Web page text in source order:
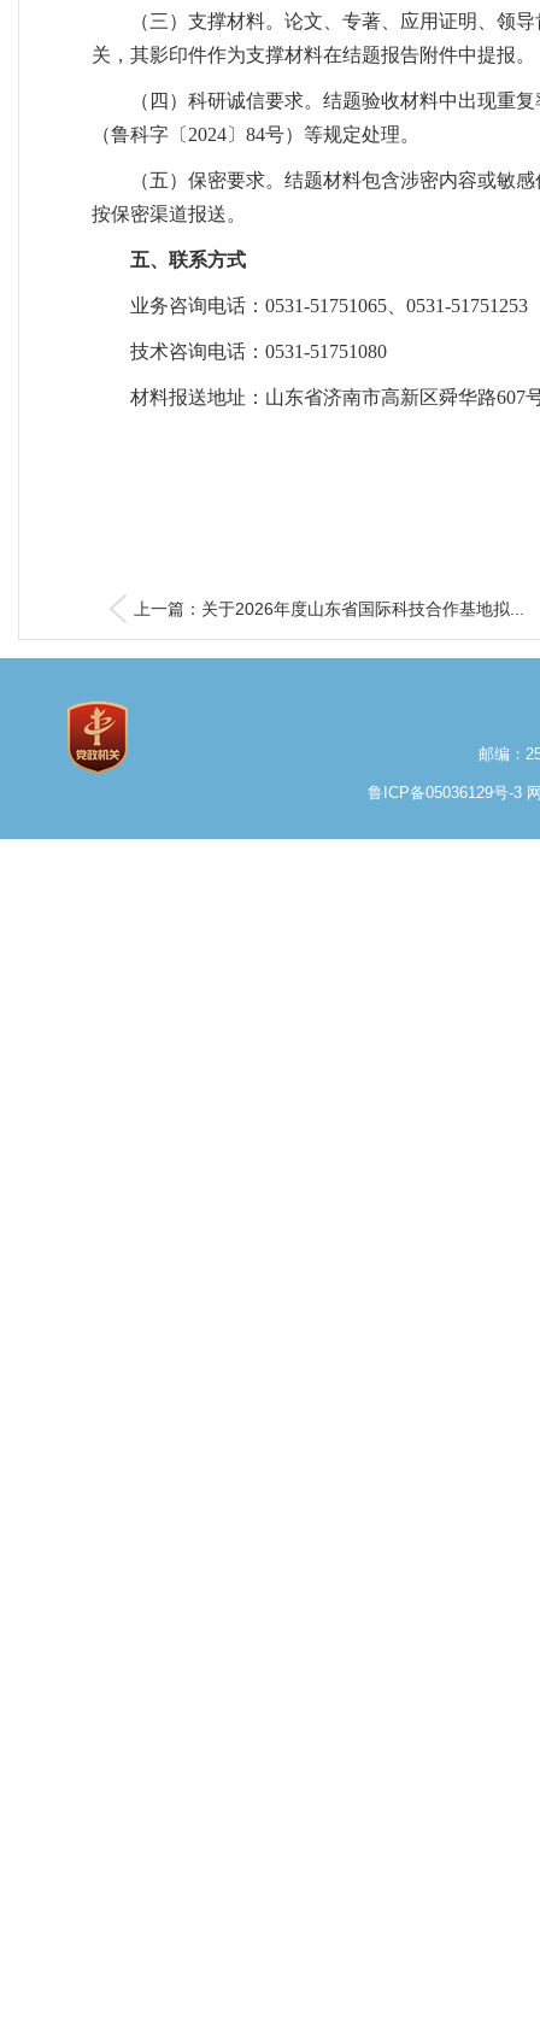
（三）支撑材料。论文、专著、应用证明、领
关，其影印件作为支撑材料在结题报告附件中提报。
（四）科研诚信要求。结题验收材料中出现重
（鲁科字〔2024〕84号）等规定处理。
（五）保密要求。结题材料包含涉密内容或敏
按保密渠道报送。
五、联系方式
业务咨询电话：0531-51751065、0531-
技术咨询电话：0531-51751080
材料报送地址：山东省济南市高新区舜华路607
上一篇：关于2026年度山东省国际科技合作基地拟...
邮编：
鲁ICP备05036129号-3